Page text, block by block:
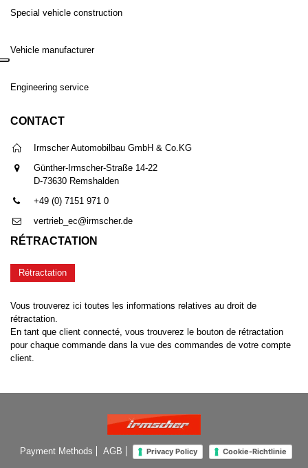
Special vehicle construction
Vehicle manufacturer
Engineering service
CONTACT
Irmscher Automobilbau GmbH & Co.KG
Günther-Irmscher-Straße 14-22
D-73630 Remshalden
+49 (0) 7151 971 0
vertrieb_ec@irmscher.de
RÉTRACTATION
Rétractation
Vous trouverez ici toutes les informations relatives au droit de
rétractation.
En tant que client connecté, vous trouverez le bouton de rétractation
pour chaque commande dans la vue des commandes de votre compte
client.
Payment Methods AGB Privacy Policy Cookie-Richtlinie